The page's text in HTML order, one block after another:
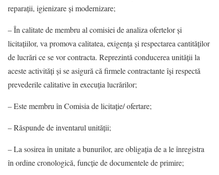
reparaţii, igienizare şi modernizare;
– În calitate de membru al comisiei de analiza ofertelor şi
licitaţiilor, va promova calitatea, exigenţa şi respectarea cantităţilor
de lucrări ce se vor contracta. Reprezintă conducerea unității la
aceste activităţi şi se asigură că firmele contractante îşi respectă
prevederile calitative în execuţia lucrărilor;
– Este membru în Comisia de licitaţie/ ofertare;
– Răspunde de inventarul unităţii;
– La sosirea în unitate a bunurilor, are obligaţia de a le înregistra
în ordine cronologică, funcţie de documentele de primire;